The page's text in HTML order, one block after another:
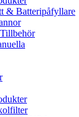
& Batteripåfyllare